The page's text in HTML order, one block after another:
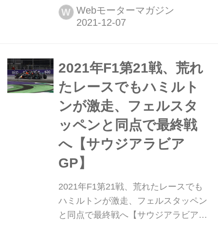
ースで行われたF1第21戦サウジアラビ
アGP決勝は、インシデントや接触、
った。レッドブル・ホンダのマック
ス・フェルスタッペンとメルセデスの
ルイス・ハミルトンが繰り広げた壮...
W Webモーターマガジン
2021年F1第21戦、荒れ
たレースでもハミルト
ンが激走、フェルスタ
ッペンと同点で最終戦
へ【サウジアラビア
GP】
2021年F1第21戦、荒れたレースでも
ハミルトンが激走、フェルスタッペン
と同点で最終戦へ【サウジアラビア